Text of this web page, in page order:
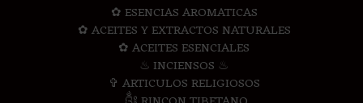
✿ ESENCIAS AROMATICAS
✿ ACEITES Y EXTRACTOS NATURALES
✿ ACEITES ESENCIALES
♨ INCIENSOS ♨
✞ ARTICULOS RELIGIOSOS